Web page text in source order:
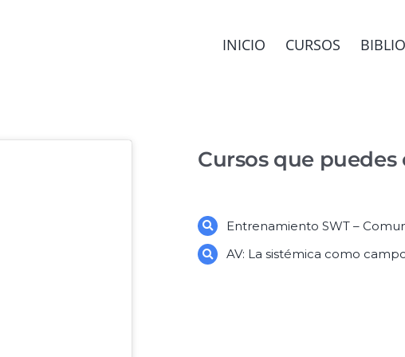
INICIO CURSOS
Cursos que puedes
Entrenamiento SWT –
AV: La sistémica como